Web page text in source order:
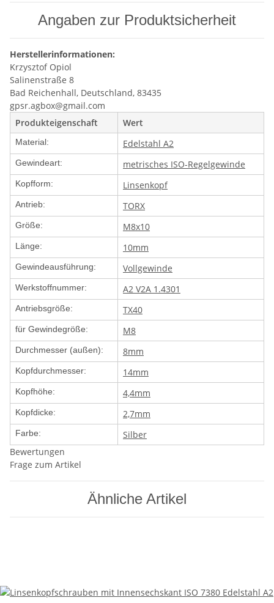
Angaben zur Produktsicherheit
Herstellerinformationen:
Krzysztof Opiol
Salinenstraße 8
Bad Reichenhall, Deutschland, 83435
gpsr.agbox@gmail.com
Produkteigenschaft
Wert
Material: Edelstahl A2
Gewindeart: metrisches ISO-Regelgewinde
Kopfform: Linsenkopf
Antrieb: TORX
Größe: M8x10
Länge: 10mm
Gewindeausführung: Vollgewinde
Werkstoffnummer: A2 V2A 1.4301
Antriebsgröße: TX40
für Gewindegröße: M8
Durchmesser (außen): 8mm
Kopfdurchmesser: 14mm
Kopfhöhe: 4,4mm
Kopfdicke: 2,7mm
Farbe:
Silber
Bewertungen
Frage zum Artikel
Ähnliche Artikel